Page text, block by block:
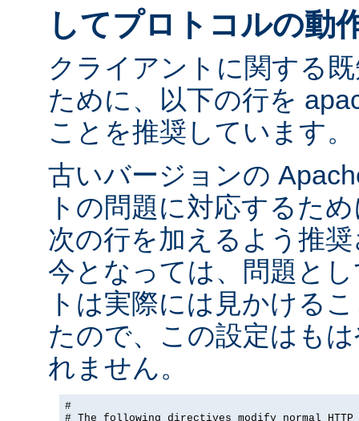
してプロトコルの動
クライアントに関する
ために、以下の行を
ことを推奨しています。
古いバージョンの
トの問題に対応するた
次の行を加えるよう推
今となっては、問題と
トは実際には見かける
たので、この設定はも
れません。
#
# The following directives modify normal HTTP